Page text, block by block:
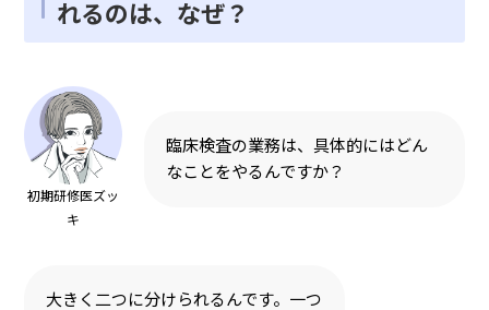
れるのは、なぜ？
初期研修医ズッ
キ
臨床検査の業務は、具体的にはどん
なことをやるんですか？
大きく二つに分けられるんです。一つ